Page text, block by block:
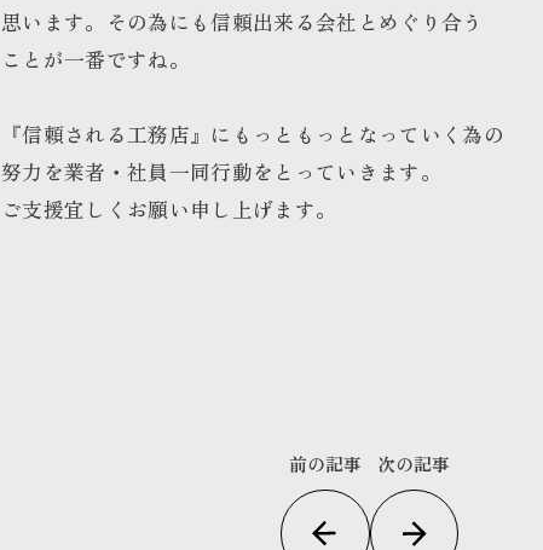
思います。その為にも信頼出来る会社とめぐり合う
ことが一番ですね。
『信頼される工務店』にもっともっとなっていく為の
努力を業者・社員一同行動をとっていきます。
ご支援宜しくお願い申し上げます。
前の記事 次の記事